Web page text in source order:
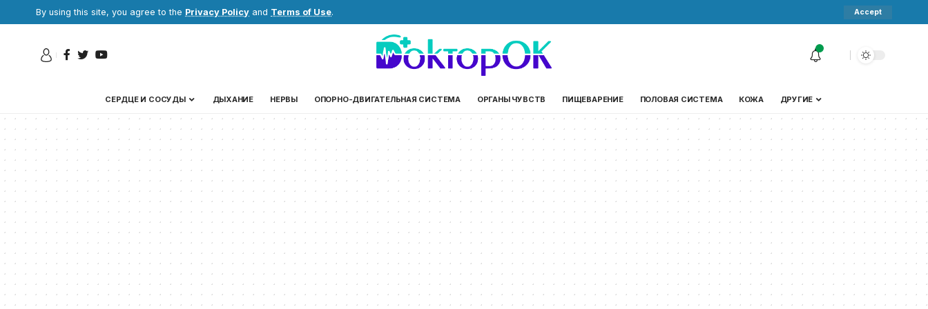
By using this site, you agree to the Privacy Policy and Terms of Use. Accept
СЕРДЦЕ И СОСУДЫ ДЫХАНИЕ НЕРВЫ ОПОРНО-ДВИГАТЕЛЬНАЯ СИСТЕМА ОРГАНЫ ЧУВСТВ ПИЩЕВАРЕНИЕ ПОЛОВАЯ СИСТЕМА КОЖА ДРУГИЕ